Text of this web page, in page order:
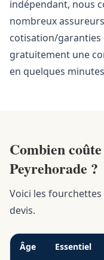
indépendant, nous
nombreux
cotisation/garanties
gratuitement une
en quelques
Combien
Peyrehorade ?
Voici les
devis.
Âge Essentiel